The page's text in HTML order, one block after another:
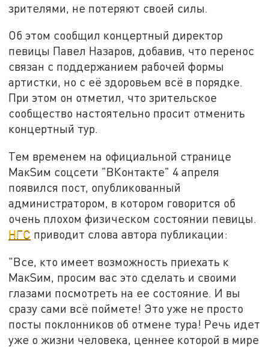
зрителями, не потеряют своей силы.
Об этом сообщил концертный директор
певицы Павел Назаров, добавив, что перенос
связан с поддержанием рабочей формы
артистки, но с её здоровьем всё в порядке.
При этом он отметил, что зрительское
сообщество настоятельно просит отменить
концертный тур.
Тем временем на официальной странице
МакSим соцсети "ВКонтакте" 4 апреля
появился пост, опубликованный
администратором, в котором говорится об
очень плохом физическом состоянии певицы.
НГС приводит слова автора публикации:
"Все, кто имеет возможность приехать к
МакSим, просим вас это сделать и своими
глазами посмотреть на ее состояние. И вы
сразу сами всё поймете! Это уже не просто
посты поклонников об отмене тура! Речь идет
уже о жизни человека, ценнее которой в мире